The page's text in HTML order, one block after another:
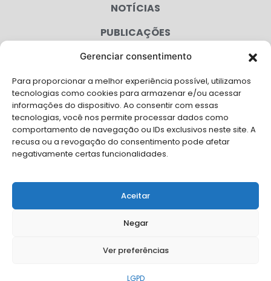
Gerenciar consentimento
Para proporcionar a melhor experiência possível, utilizamos
tecnologias como cookies para armazenar e/ou acessar
informações do dispositivo. Ao consentir com essas
tecnologias, você nos permite processar dados como
comportamento de navegação ou IDs exclusivos neste site. A
recusa ou a revogação do consentimento pode afetar
negativamente certas funcionalidades.
Aceitar
Negar
Ver preferências
LGPD
NOTÍCIAS
PUBLICAÇÕES
CONGRESSO
AGENDA
CAMPANHAS
SERVIÇOS
FILIADAS
FALE CONOSCO
Solicite Apoio Institucional da AMB para o seu evento